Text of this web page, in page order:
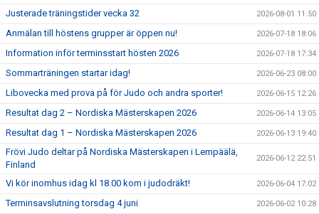
Justerade träningstider vecka 32 2026-08-01 11:50
Anmälan till höstens grupper är öppen nu! 2026-07-18 18:06
Information inför terminsstart hösten 2026 2026-07-18 17:34
Sommarträningen startar idag! 2026-06-23 08:00
Libovecka med prova på för Judo och andra sporter! 2026-06-15 12:26
Resultat dag 2 – Nordiska Mästerskapen 2026 2026-06-14 13:05
Resultat dag 1 – Nordiska Mästerskapen 2026 2026-06-13 19:40
Frövi Judo deltar på Nordiska Mästerskapen i Lempäälä,
Finland
2026-06-12 22:51
Vi kör inomhus idag kl 18.00 kom i judodräkt! 2026-06-04 17:02
Terminsavslutning torsdag 4 juni 2026-06-02 10:28